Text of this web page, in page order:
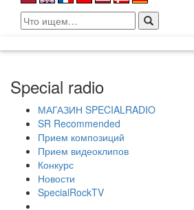
Search
for:
Special radio
МАГАЗИН SPECIALRADIO
SR Recommended
Прием композиций
Прием видеоклипов
Конкурс
Новости
SpecialRockTV